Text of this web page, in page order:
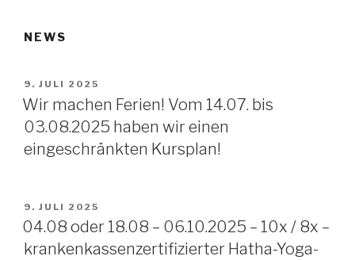
NEWS
VERÖFFENTLICHT
AM
9. JULI 2025
Wir machen Ferien! Vom 14.07. bis
03.08.2025 haben wir einen
eingeschränkten Kursplan!
VERÖFFENTLICHT
AM
9. JULI 2025
04.08 oder 18.08 – 06.10.2025 – 10x / 8x –
krankenkassenzertifizierter Hatha-Yoga-